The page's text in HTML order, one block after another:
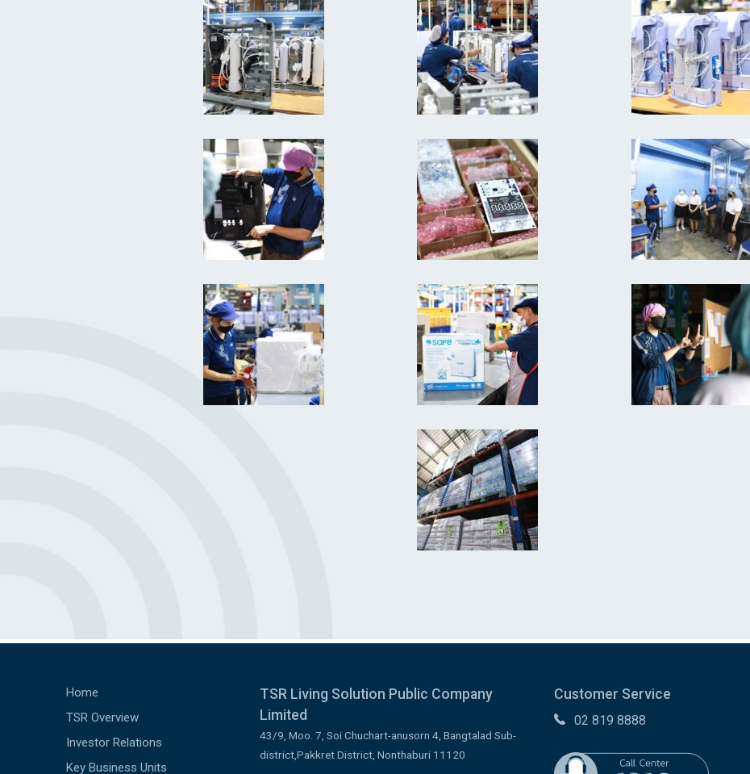
Home
TSR Overview
Investor Relations
Key Business Units
TSR Living Solution Public Company
Limited
43/9, Moo. 7, Soi Chuchart-anusorn 4, Bangtalad Sub-
district,Pakkret District, Nonthaburi 11120
Customer Service
02 819 8888